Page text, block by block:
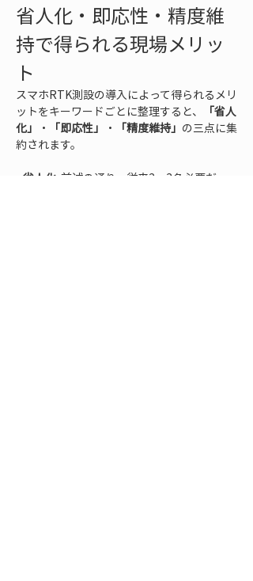
省人化・即応性・精度維
持で得られる現場メリッ
ト
スマホRTK測設の導入によって得られるメリ
ットをキーワードごとに整理すると、
「省人
化」
・ 「即応性」 ・ 「精度維持」 の三点に集
約されます。
省人化 : 前述の通り、従来2～3名必要だっ